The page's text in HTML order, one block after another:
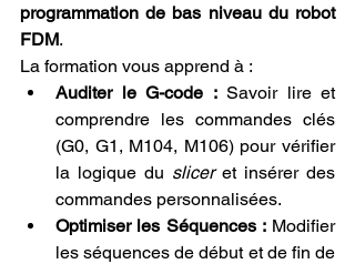
programmation de bas niveau du robot
FDM.
La formation vous apprend à :
Auditer le G-code : Savoir lire et
comprendre les commandes clés
(G0, G1, M104, M106) pour vérifier
la logique du slicer et insérer des
commandes personnalisées.
Optimiser les Séquences : Modifier
les séquences de début et de fin de